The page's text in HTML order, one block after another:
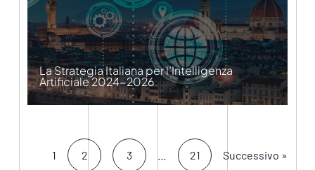
La Strategia Italiana per l’Intelligenza
Artificiale 2024-2026
1 2 3 21 Successivo »